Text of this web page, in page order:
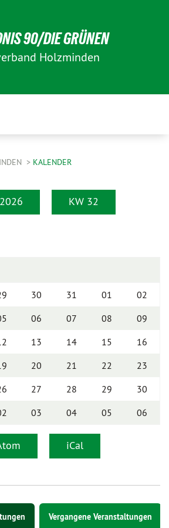
90/DIE GRÜNEN
Holzminden
KALENDER
2026 KW 32
30 31 01
02
06 07 08
09
13 14 15
16
20 21 22
23
27 28 29
30
03 04 05 06
iCal
Vergangene Veranstaltungen